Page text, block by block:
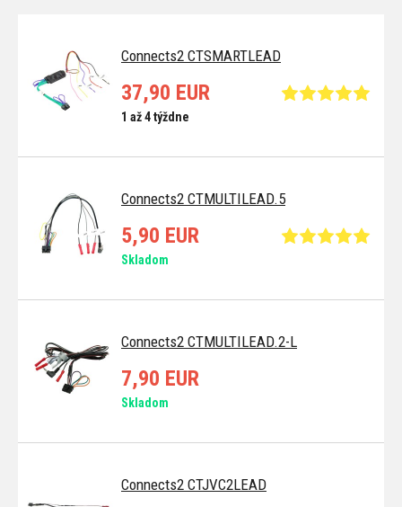
Connects2 CTSMARTLEAD
37,90 EUR
1 až 4 týždne
Connects2 CTMULTILEAD.5
5,90 EUR
Skladom
Connects2 CTMULTILEAD.2-L
7,90 EUR
Skladom
Connects2 CTJVC2LEAD